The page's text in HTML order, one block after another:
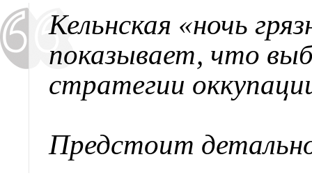
Кельнская «ночь
показывает, что
стратегии
Предстоит